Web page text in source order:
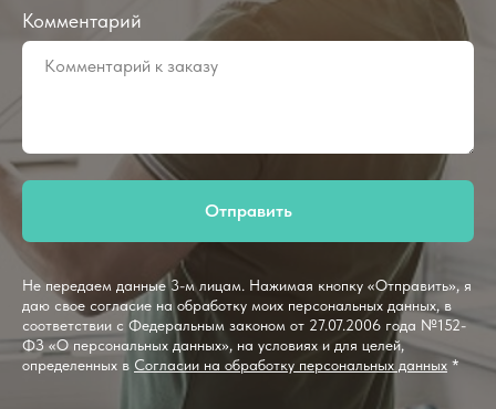
Комментарий
Отправить
Не передаем данные 3-м лицам. Нажимая кнопку «Отправить», я
даю свое согласие на обработку моих персональных данных, в
соответствии с Федеральным законом от 27.07.2006 года №152-
ФЗ «О персональных данных», на условиях и для целей,
определенных в Согласии на обработку персональных данных *